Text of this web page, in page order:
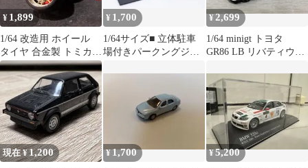
¥ 1,899
1/64 改造用 ホイール
タイヤ 合金製 トミカ
ホットウィール D-022G
¥ 1,700
1/64サイズ■ 立体駐車
場付きパークングジオ
¥2,699
1/64 minigt トヨタ
GR86 LB リバティウォ
現在 ¥1,200 ¥1,700 ¥5,200